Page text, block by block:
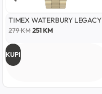
TIMEX WATERBURY LEGACY
279KM251KM
KUPI